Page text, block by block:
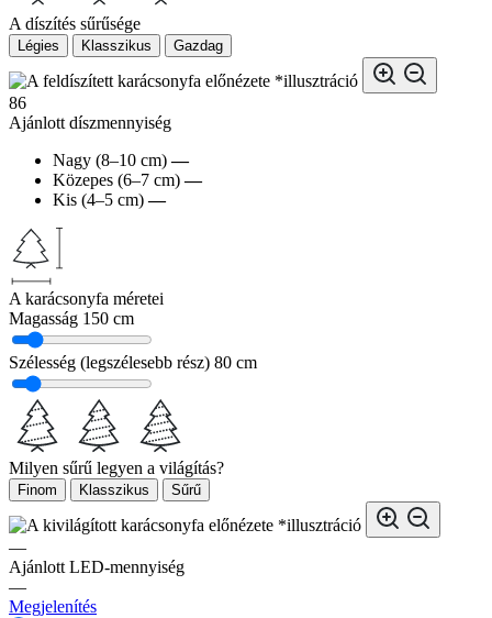
A díszítés sűrűsége
Légies Klasszikus Gazdag
*illusztráció
86
Ajánlott díszmennyiség
Nagy (8–10 cm) —
Közepes (6–7 cm) —
Kis (4–5 cm) —
A karácsonyfa méretei
Magasság 150 cm
Szélesség (legszélesebb rész) 80 cm
Milyen sűrű legyen a világítás?
Finom Klasszikus Sűrű
*illusztráció
—
Ajánlott LED-mennyiség
—
Megjelenítés